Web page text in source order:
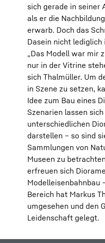
sich gerade in seiner
als er die
erwarb. Doch das
Dasein nicht
„Das Modell war mir
nur in der Vitrine
sich Thalmüller. Um
in Szene zu setzen,
Idee zum Bau eines
Szenarien lassen
unterschiedlichen
darstellen – so sind
Sammlungen von
Museen zu
erfreuen sich
Modelleisenbahnbau
Bereich hat Markus
umgesehen und den
Leidenschaft gelegt.